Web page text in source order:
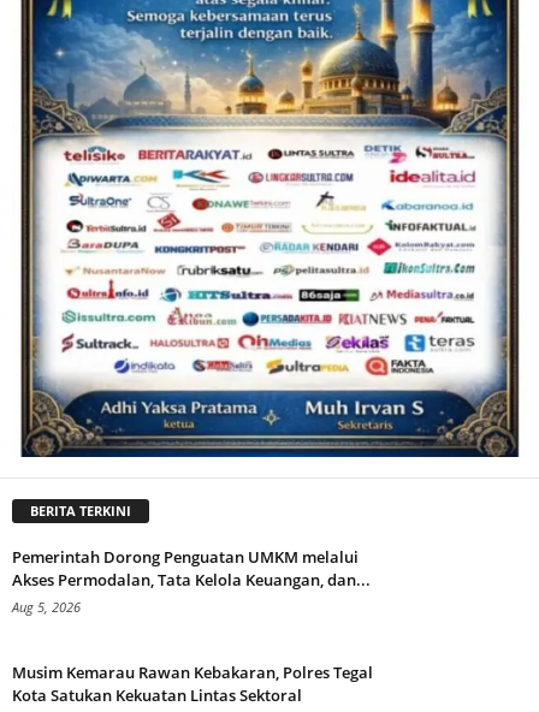
BERITA TERKINI
Pemerintah Dorong Penguatan UMKM melalui
Akses Permodalan, Tata Kelola Keuangan, dan...
Aug 5, 2026
Musim Kemarau Rawan Kebakaran, Polres Tegal
Kota Satukan Kekuatan Lintas Sektoral